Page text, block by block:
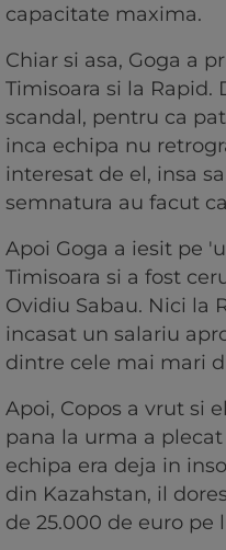
capacitate maxima.
Chiar si asa, Goga a
Timisoara si la
scandal, pentru ca
inca echipa nu
interesat de el, insa
semnatura au facut
Apoi Goga a iesit pe
Timisoara si a fost
Ovidiu Sabau. Nici la
incasat un salariu
dintre cele mai mari
Apoi, Copos a vrut si
pana la urma a
echipa era deja in
din Kazahstan, il
de 25.000 de euro pe